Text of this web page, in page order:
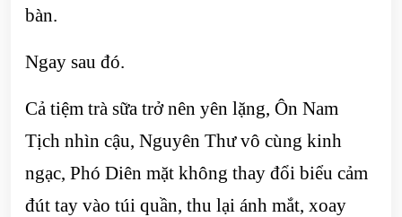
bàn.
Ngay sau đó.
Cả tiệm trà sữa trở nên yên lặng, Ôn Nam
Tịch nhìn cậu, Nguyên Thư vô cùng kinh
ngạc, Phó Diên mặt không thay đổi biểu cảm
đút tay vào túi quần, thu lại ánh mắt, xoay